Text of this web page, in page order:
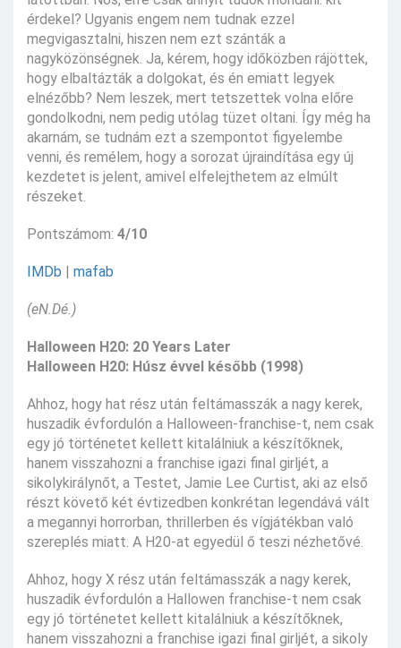
érdekel? Ugyanis engem nem tudnak ezzel
megvigasztalni, hiszen nem ezt szánták a
nagyközönségnek. Ja, kérem, hogy időközben rájöttek,
hogy elbaltázták a dolgokat, és én emiatt legyek
elnézőbb? Nem leszek, mert tetszettek volna előre
gondolkodni, nem pedig utólag tüzet oltani. Így még ha
akarnám, se tudnám ezt a szempontot figyelembe
venni, és remélem, hogy a sorozat újraindítása egy új
kezdetet is jelent, amivel elfelejthetem az elmúlt
részeket.
Pontszámom: 4/10
IMDb | mafab
(eN.Dé.)
Halloween H20: 20 Years Later
Halloween H20: Húsz évvel később (1998)
Ahhoz, hogy hat rész után feltámasszák a nagy kerek,
huszadik évfordulón a Halloween-franchise-t, nem csak
egy jó történetet kellett kitalálniuk a készítőknek,
hanem visszahozni a franchise igazi final girljét, a
sikolykirálynőt, a Testet, Jamie Lee Curtist, aki az első
részt követő két évtizedben konkrétan legendává vált
a megannyi horrorban, thrillerben és vígjátékban való
szereplés miatt. A H20-at egyedül ő teszi nézhetővé.
Ahhoz, hogy X rész után feltámasszák a nagy kerek,
huszadik évfordulón a Hallowen franchise-t nem csak
egy jó történetet kellett kitalálniuk a készítőknek,
hanem visszahozni a franchise igazi final girljét, a sikoly